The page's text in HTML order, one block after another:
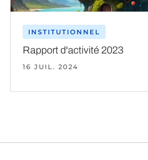
INSTITUTIONNEL
Rapport d'activité 2023
16 JUIL. 2024